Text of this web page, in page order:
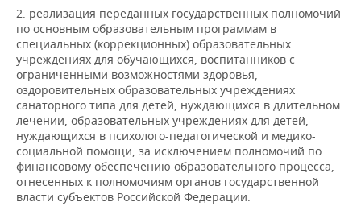
ОПК
ЭНЕРГЕТИКА
УСЛУГИ
МЕДИА
ТЕЛЕКОММУНИКАЦИИ
ВЫЕЗДНАЯ РЕДАКЦИЯ
БИЗНЕС-БРАНЧИ
ONLINE-КОНФЕРЕНЦИИ
ОТКРЫТАЯ ЛЕКЦИЯ
НОВОСТИ СПОРТА
ФУТБОЛ
ХОККЕЙ
БАСКЕТБОЛ
ВОЛЕЙБОЛ
ОБЩЕСТВО
НОВОСТИ ОБЩЕСТВА
ВЛАСТЬ
ИНФРАСТРУКТУРА
ИСТОРИЯ
ФОТОГАЛЕРЕЯ
СЮЖЕТЫ
СПРАВОЧНИК
СПИСОК ПЕРСОН
ПОЛНАЯ ВЕРСИЯ
2. реализация переданных государственных полномочий
по основным образовательным программам в
специальных (коррекционных) образовательных
учреждениях для обучающихся, воспитанников с
ограниченными возможностями здоровья,
оздоровительных образовательных учреждениях
санаторного типа для детей, нуждающихся в длительном
лечении, образовательных учреждениях для детей,
нуждающихся в психолого-педагогической и медико-
социальной помощи, за исключением полномочий по
финансовому обеспечению образовательного процесса,
отнесенных к полномочиям органов государственной
власти субъектов Российской Федерации.